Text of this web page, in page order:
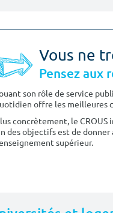
Vous ne
Pensez aux
son rôle de service
offre les meilleures
concrètement, le CROUS
des objectifs est de donner
supérieur.